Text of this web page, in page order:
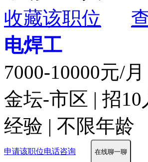
收藏该职位
电焊工
7000-10000元/月
金坛-市区 | 招
经验 | 不限年龄
申请该职位电话咨询 在线聊一聊